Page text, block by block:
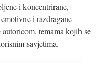
i koncentrirane,
i razdragane
temama kojih se
savjetima.